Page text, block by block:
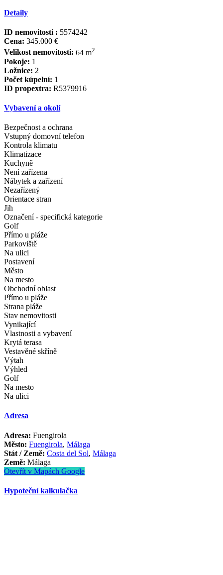
Detaily
ID nemovitosti : 5574242
Cena: 345.000 €
Velikost nemovitosti: 64 m2
Pokoje: 1
Ložnice: 2
Počet kúpelní: 1
ID propextra: R5379916
Vybavení a okolí
Bezpečnost a ochrana
Vstupný domovní telefon
Kontrola klimatu
Klimatizace
Kuchyně
Není zařízena
Nábytek a zařízení
Nezařízený
Orientace stran
Jih
Označení - specifická kategorie
Golf
Přímo u pláže
Parkoviště
Na ulici
Postavení
Město
Na mesto
Obchodní oblast
Přímo u pláže
Strana pláže
Stav nemovitosti
Vynikající
Vlastnosti a vybavení
Krytá terasa
Vestavěné skříně
Výtah
Výhled
Golf
Na mesto
Na ulici
Adresa
Adresa: Fuengirola
Město: Fuengirola,Málaga
Stát / Země: Costa del Sol,Málaga
Země: Málaga
Otevřít v Mapách Google
Hypoteční kalkulačka